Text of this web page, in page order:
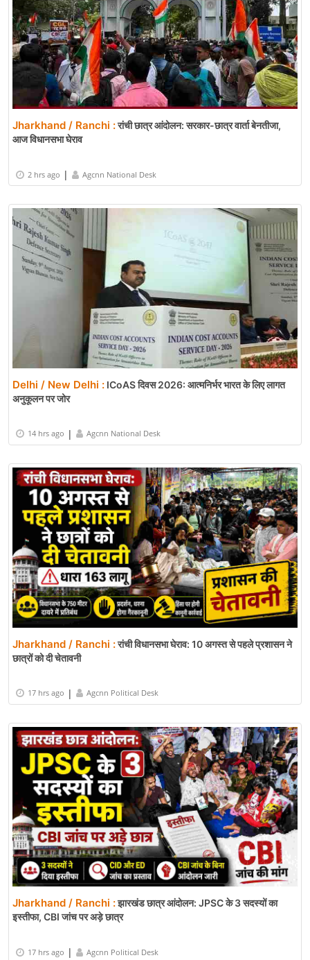
Jharkhand / Ranchi :रांची छात्र आंदोलन: सरकार-छात्र वार्ता बेनतीजा,
आज विधानसभा घेराव
2 hrs ago | Agcnn National Desk
Delhi / New Delhi : ICoAS दिवस 2026: आत्मनिर्भर भारत के लिए लागत
अनुकूलन पर जोर
14 hrs ago | Agcnn National Desk
Jharkhand / Ranchi :रांची विधानसभा घेराव: 10 अगस्त से पहले प्रशासन ने
छात्रों को दी चेतावनी
17 hrs ago | Agcnn Political Desk
Jharkhand / Ranchi :झारखंड छात्र आंदोलन: JPSC के 3 सदस्यों का
इस्तीफा, CBI जांच पर अड़े छात्र
17 hrs ago | Agcnn Political Desk